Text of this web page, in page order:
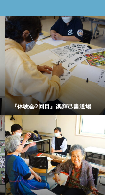
『体験会2回目』楽輝己書道場